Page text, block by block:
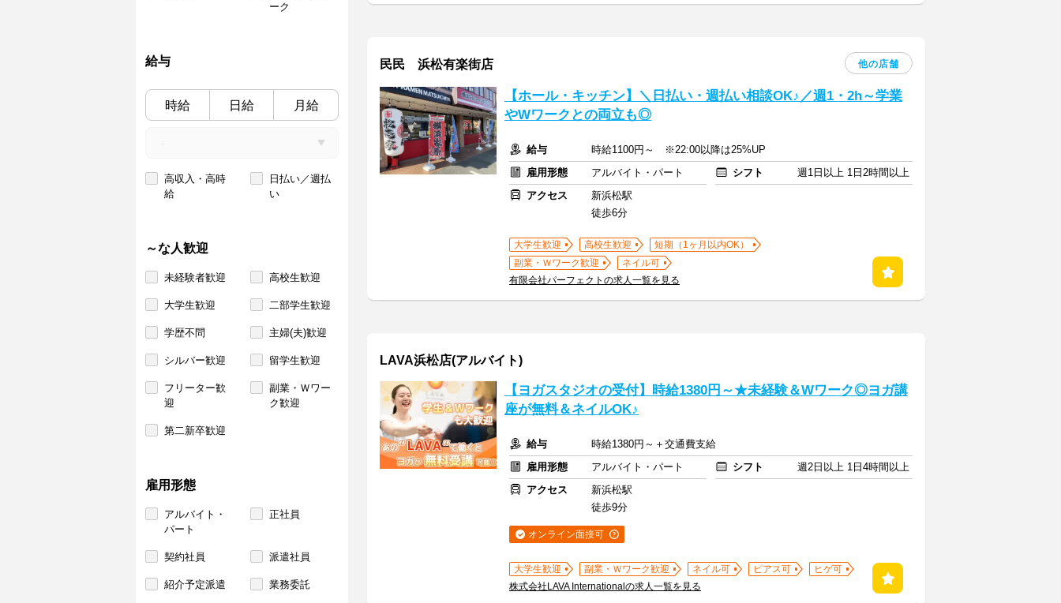
ーク
給与
時給 日給 月給
高収入・高時
給
日払い／週払
い
～な人歓迎
未経験者歓迎 高校生歓迎
大学生歓迎 二部学生歓迎
学歴不問 主婦(夫)歓迎
シルバー歓迎 留学生歓迎
フリーター歓
迎
副業・Ｗワー
ク歓迎
第二新卒歓迎
雇用形態
アルバイト・
パート
正社員
契約社員 派遣社員
紹介予定派遣 業務委託
民民 浜松有楽街店 他の店舗
【ホール・キッチン】＼日払い・週払い相談OK♪／週1・2h～学業
やWワークとの両立も◎
給与
時給1100円～ ※22:00以降は25%UP
雇用形態
アルバイト・パート シフト
週1日以上 1日2時間以上
アクセス
新浜松駅
徒歩6分
大学生歓迎 高校生歓迎
短期（1ヶ月以内OK）
副業・Ｗワーク歓迎
ネイル可
有限会社パーフェクトの求人一覧を見る
LAVA浜松店(アルバイト)
【ヨガスタジオの受付】時給1380円～★未経験＆Wワーク◎ヨガ講
座が無料＆ネイルOK♪
給与
時給1380円～＋交通費支給
雇用形態
アルバイト・パート シフト
週2日以上 1日4時間以上
アクセス
新浜松駅
徒歩9分
オンライン面接可
大学生歓迎 副業・Ｗワーク歓迎 ネイル可 ピアス可
ヒゲ可
株式会社LAVA Internationalの求人一覧を見る